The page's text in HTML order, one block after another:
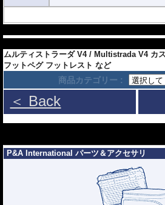
ムルティストラーダ V4 / Multistrada V4 カ
フットペグ フットレスト など
商品カテゴリー :
＜ Back
P&A International パーツ＆アクセサリ